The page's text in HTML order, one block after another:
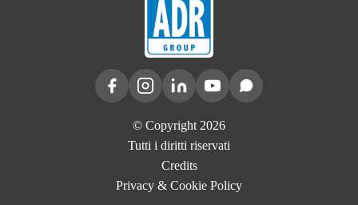
© Copyright 2026
Tutti i diritti riservati
Credits
Privacy & Cookie Policy